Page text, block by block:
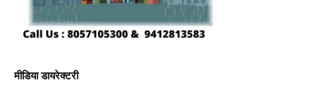
मीडिया डायरेक्टरी